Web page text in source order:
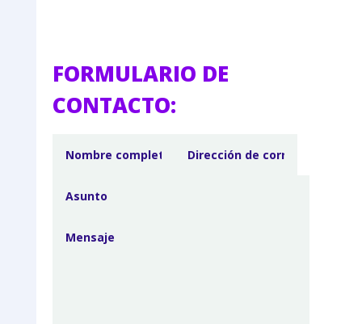
FORMULARIO DE
CONTACTO: